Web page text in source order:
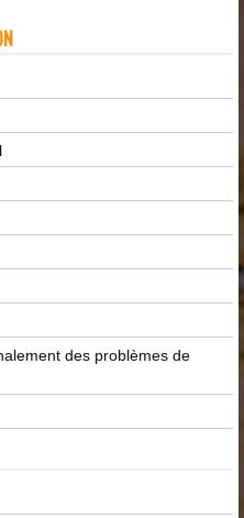
des problèmes de